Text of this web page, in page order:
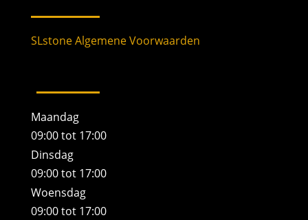
SLstone Algemene Voorwaarden
Maandag
09:00 tot 17:00
Dinsdag
09:00 tot 17:00
Woensdag
09:00 tot 17:00